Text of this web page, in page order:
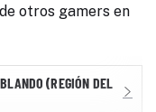
otros gamers en
(REGIÓN DEL